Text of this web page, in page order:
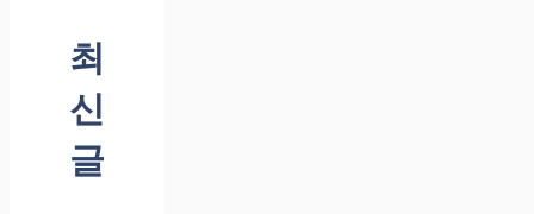
최
신
글